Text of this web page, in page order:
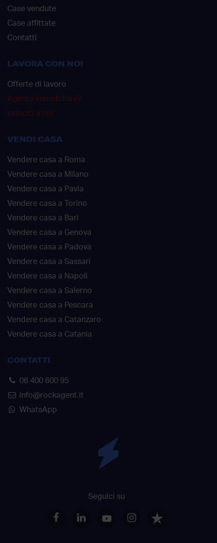
Case vendute
Case affittate
Contatti
LAVORA CON NOI
Offerte di lavoro
Agente immobiliare?
Unisciti a noi
VENDI CASA
Vendere casa a Roma
Vendere casa a Milano
Vendere casa a Pavia
Vendere casa a Torino
Vendere casa a Bari
Vendere casa a Genova
Vendere casa a Padova
Vendere casa a Sassari
Vendere casa a Napoli
Vendere casa a Salerno
Vendere casa a Pescara
Vendere casa a Catanzaro
Vendere casa a Catania
CONTATTI
06 400 600 95
info@rockagent.it
WhatsApp
Seguici su